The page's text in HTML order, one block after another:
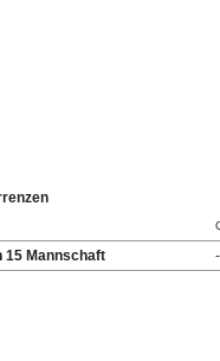
15 Mannschaft -